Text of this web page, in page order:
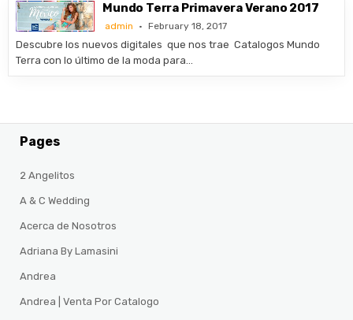
Mundo Terra Primavera Verano 2017
admin February 18, 2017
Descubre los nuevos digitales que nos trae Catalogos Mundo
Terra con lo último de la moda para…
Pages
2 Angelitos
A & C Wedding
Acerca de Nosotros
Adriana By Lamasini
Andrea
Andrea | Venta Por Catalogo